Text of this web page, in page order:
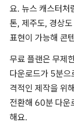
요. 뉴스 캐스터처
톤, 제주도, 경상
표현이 가능해 콘
무료 플랜은 무제
다운로드가 5분으
격적인 제작을 위
전환해 60분 다운
해요.